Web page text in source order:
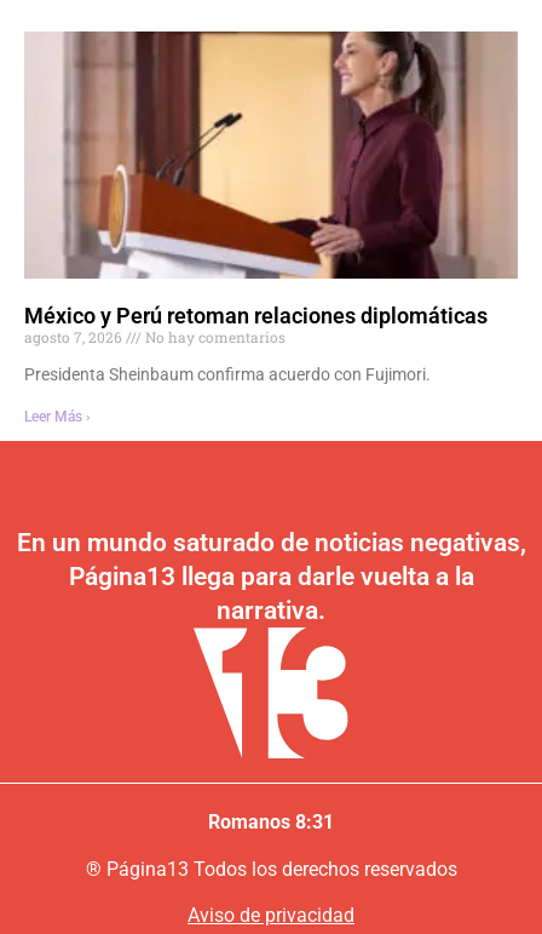
México y Perú retoman relaciones diplomáticas
agosto 7, 2026
No hay comentarios
Presidenta Sheinbaum confirma acuerdo con Fujimori.
Leer Más ›
En un mundo saturado de noticias negativas,
Página13 llega para darle vuelta a la
narrativa.
Romanos 8:31
® Página13 Todos los derechos reservados
Aviso de privacidad